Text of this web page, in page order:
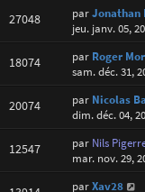
27048 parJonathan
jeu. janv. 05,
18074 par Roger
sam. déc. 31,
20074 par Nicolas
dim. déc. 04,
12547 par Nils
mar. nov. 29,
parXav28